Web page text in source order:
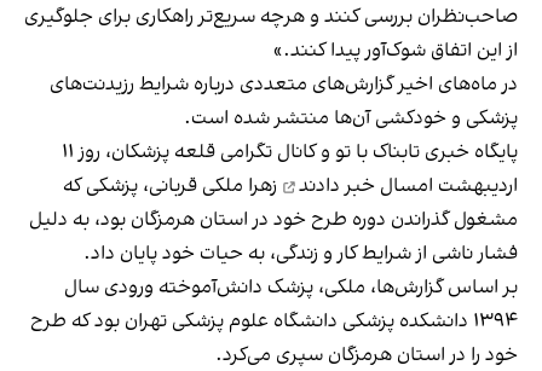
صاحب‌نظران بررسی کنند و هرچه سریع‌تر راهکاری برای جلوگیری
از این اتفاق شوک‌آور پیدا کنند.»
در ماه‌های اخیر گزارش‌های متعددی درباره شرایط رزیدنت‌های
پزشکی و خودکشی آن‌ها منتشر شده است.
پایگاه خبری تابناک با‌ تو و کانال تگرامی قلعه پزشکان، روز ۱۱
اردیبهشت امسال خبر دادند
زهرا ملکی قربانی، پزشکی که
مشغول گذراندن دوره طرح خود در استان هرمزگان بود، به دلیل
فشار ناشی از شرایط کار و زندگی، به حیات خود پایان داد.
بر اساس گزارش‌ها، ملکی، پزشک دانش‌آموخته‌ ورودی سال
۱۳۹۴ دانشکده پزشکی دانشگاه علوم پزشکی تهران بود که طرح
خود را در استان هرمزگان سپری می‌کرد.